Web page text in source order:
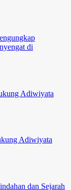
di
Adiwiyata
Adiwiyata
dan Sejarah